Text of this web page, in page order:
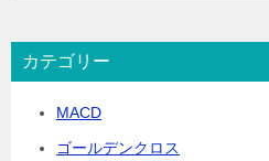
カテゴリー
MACD
ゴールデンクロス